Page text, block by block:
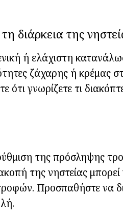
διάρκεια της
ή ελάχιστη
ζάχαρης ή κρέμας
ότι γνωρίζετε τι
της πρόσληψης
της νηστείας
Προσπαθήστε να